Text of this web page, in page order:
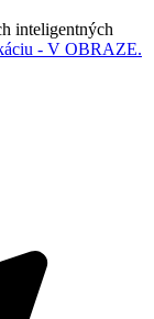
inteligentných
- V OBRAZE.